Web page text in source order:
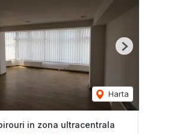
Harta
Next
in zona ultracentrala